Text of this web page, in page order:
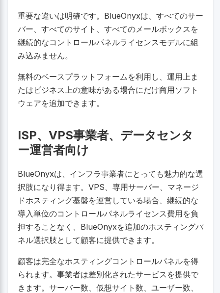
重要な違いは明確です。BlueOnyxは、すべてのサー
バー、すべてのサイト、すべてのメールボックスを
継続的なコントロールパネルライセンスモデルに組
み込みません。
無料のベースプラットフォームを利用し、運用上ま
たはビジネス上の意味がある場合にだけ商用ソフト
ウェアを追加できます。
ISP、VPS事業者、データセンタ
ー運営者向け
BlueOnyxは、インフラ事業者にとっても魅力的な選
択肢になり得ます。VPS、専用サーバー、マネージ
ドホスティング基盤を運営している場合、継続的な
導入単位のコントロールパネルライセンス費用を負
担することなく、BlueOnyxを追加のホスティングパ
ネル選択肢として顧客に提供できます。
顧客は完全なホスティングコントロールパネルを得
られます。事業者は差別化されたサービスを提供で
きます。サーバー数、仮想サイト数、ユーザー数、